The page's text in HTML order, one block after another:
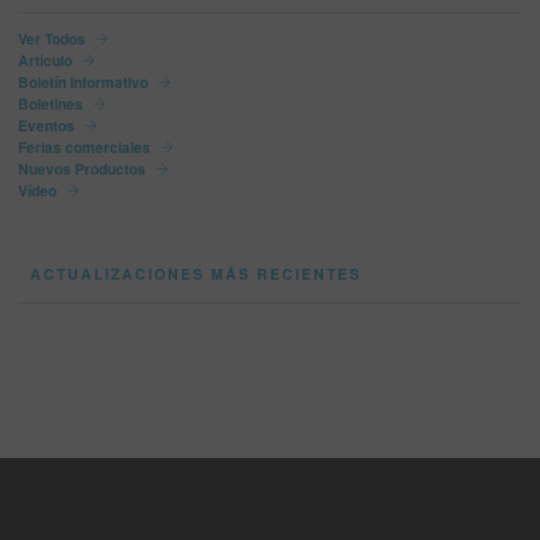
Ver Todos
Artículo
Boletín Informativo
Boletines
Eventos
Ferias comerciales
Nuevos Productos
Vídeo
ACTUALIZACIONES MÁS RECIENTES